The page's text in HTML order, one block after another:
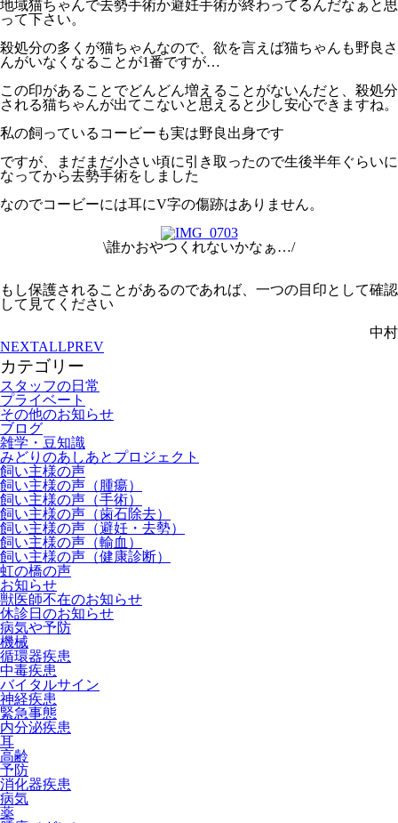
地域猫ちゃんで去勢手術か避妊手術が終わってるんだなぁと思
って下さい。
殺処分の多くが猫ちゃんなので、欲を言えば猫ちゃんも野良さ
んがいなくなることが1番ですが…
この印があることでどんどん増えることがないんだと、殺処分
される猫ちゃんが出てこないと思えると少し安心できますね。
私の飼っているコービーも実は野良出身です
ですが、まだまだ小さい頃に引き取ったので生後半年ぐらいに
なってから去勢手術をしました
なのでコービーには耳にV字の傷跡はありません。
\誰かおやつくれないかなぁ…/
もし保護されることがあるのであれば、一つの目印として確認
して見てください
中村
NEXTALLPREV
カテゴリー
スタッフの日常
プライベート
その他のお知らせ
ブログ
雑学・豆知識
みどりのあしあとプロジェクト
飼い主様の声
飼い主様の声（腫瘍）
飼い主様の声（手術）
飼い主様の声（歯石除去）
飼い主様の声（避妊・去勢）
飼い主様の声（輸血）
飼い主様の声（健康診断）
虹の橋の声
お知らせ
獣医師不在のお知らせ
休診日のお知らせ
病気や予防
機械
循環器疾患
中毒疾患
バイタルサイン
神経疾患
緊急事態
内分泌疾患
耳
高齢
予防
消化器疾患
病気
薬